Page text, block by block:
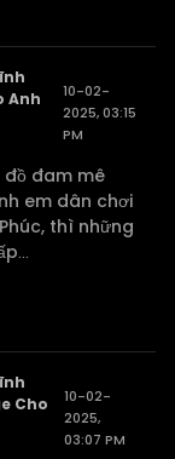
Anh
10-02-
2025, 03:15
PM
đồ đam mê
em dân chơi
thì những
...
Cho
10-02-
2025,
03:07 PM